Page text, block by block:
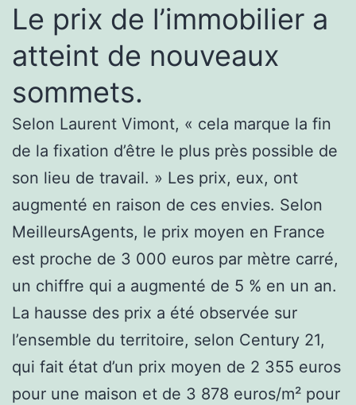
Le prix de l’immobilier a
atteint de nouveaux
sommets.
Selon Laurent Vimont, « cela marque la fin
de la fixation d’être le plus près possible de
son lieu de travail. » Les prix, eux, ont
augmenté en raison de ces envies. Selon
MeilleursAgents, le prix moyen en France
est proche de 3 000 euros par mètre carré,
un chiffre qui a augmenté de 5 % en un an.
La hausse des prix a été observée sur
l’ensemble du territoire, selon Century 21,
qui fait état d’un prix moyen de 2 355 euros
pour une maison et de 3 878 euros/m² pour